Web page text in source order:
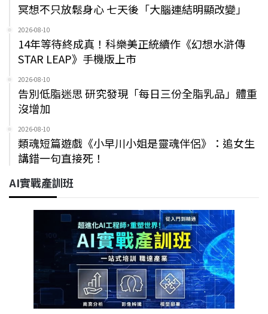
冥想不只放鬆身心 七天後「大腦連結明顯改變」
2026-08-10
14年等待終成真！科樂美正統續作《幻想水滸傳
STAR LEAP》手機版上市
2026-08-10
告別低脂迷思 研究發現「每日三份全脂乳品」體重
沒增加
2026-08-10
類魂短篇遊戲《小早川小姐是靈魂伴侶》：追女生
講錯一句直接死！
AI實戰產訓班